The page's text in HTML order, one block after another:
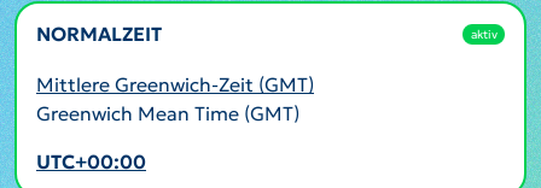
NORMALZEIT aktiv
Mittlere Greenwich-Zeit (GMT)
Greenwich Mean Time (GMT)
UTC+00:00